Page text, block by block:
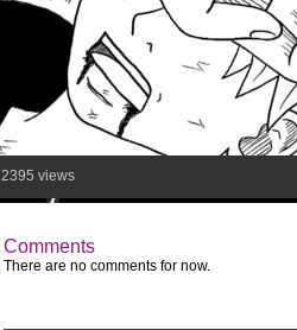
2395 views
Comments
There are no comments for now.